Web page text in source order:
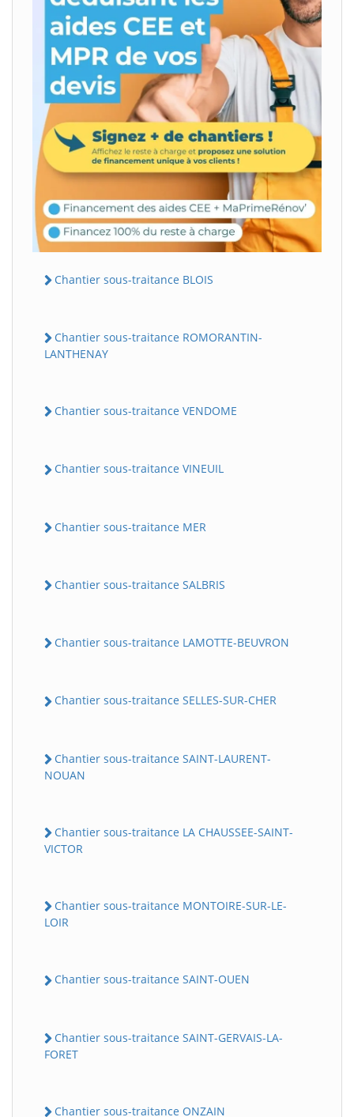
Chantier sous-traitance BLOIS
Chantier sous-traitance ROMORANTIN-
LANTHENAY
Chantier sous-traitance VENDOME
Chantier sous-traitance VINEUIL
Chantier sous-traitance MER
Chantier sous-traitance SALBRIS
Chantier sous-traitance LAMOTTE-BEUVRON
Chantier sous-traitance SELLES-SUR-CHER
Chantier sous-traitance SAINT-LAURENT-
NOUAN
Chantier sous-traitance LA CHAUSSEE-SAINT-
VICTOR
Chantier sous-traitance MONTOIRE-SUR-LE-
LOIR
Chantier sous-traitance SAINT-OUEN
Chantier sous-traitance SAINT-GERVAIS-LA-
FORET
Chantier sous-traitance ONZAIN